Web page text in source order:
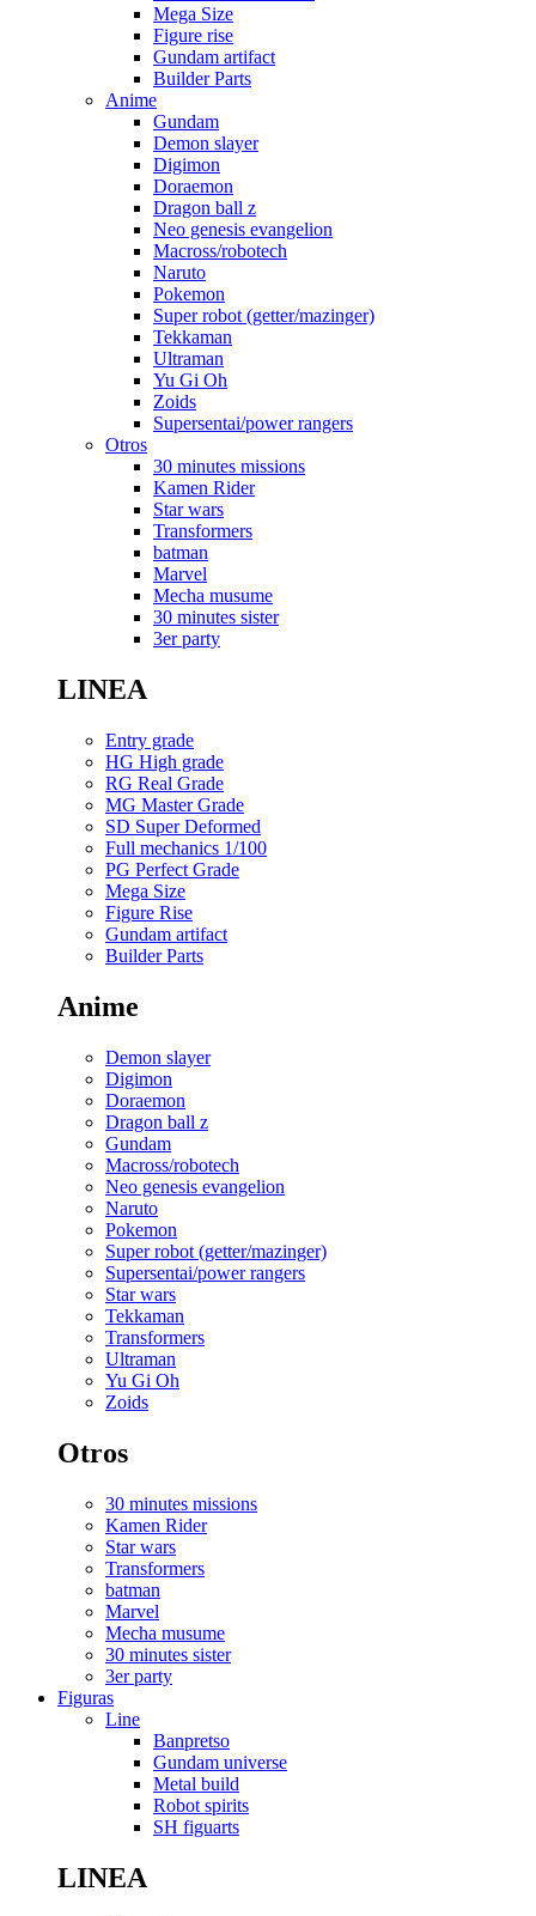
Mega Size
Figure rise
Gundam artifact
Builder Parts
Anime
Gundam
Demon slayer
Digimon
Doraemon
Dragon ball z
Neo genesis evangelion
Macross/robotech
Naruto
Pokemon
Super robot (getter/mazinger)
Tekkaman
Ultraman
Yu Gi Oh
Zoids
Supersentai/power rangers
Otros
30 minutes missions
Kamen Rider
Star wars
Transformers
batman
Marvel
Mecha musume
30 minutes sister
3er party
LINEA
Entry grade
HG High grade
RG Real Grade
MG Master Grade
SD Super Deformed
Full mechanics 1/100
PG Perfect Grade
Mega Size
Figure Rise
Gundam artifact
Builder Parts
Anime
Demon slayer
Digimon
Doraemon
Dragon ball z
Gundam
Macross/robotech
Neo genesis evangelion
Naruto
Pokemon
Super robot (getter/mazinger)
Supersentai/power rangers
Star wars
Tekkaman
Transformers
Ultraman
Yu Gi Oh
Zoids
Otros
30 minutes missions
Kamen Rider
Star wars
Transformers
batman
Marvel
Mecha musume
30 minutes sister
3er party
Figuras
Line
Banpretso
Gundam universe
Metal build
Robot spirits
SH figuarts
LINEA